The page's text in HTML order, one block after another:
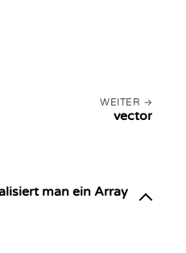
WEITER
vector
man ein Array